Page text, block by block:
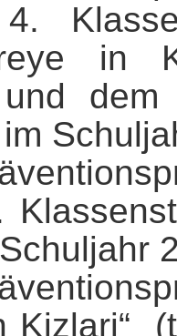
in
dem
Kizlari“